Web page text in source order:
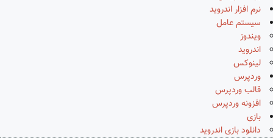
نرم افزار اندروید
سیستم عامل
ویندوز
اندروید
لینوکس
وردپرس
قالب وردپرس
افزونه وردپرس
بازی
دانلود بازی اندروید